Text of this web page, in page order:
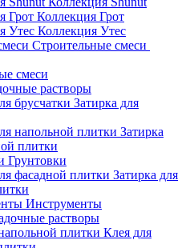
Коллекция Грот
Коллекция Утес
Строительные смеси
смеси
растворы
Затирка для
Затирка
плитки
Грунтовки
Затирка для
Инструменты
растворы
Клея для